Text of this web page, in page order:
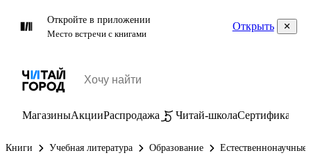
Откройте в приложении
Место встречи с книгами
Открыть
МагазиныАкцииРаспродажа Читай-школаСертификаты
Книги Учебная литература Образование Естественнонаучные